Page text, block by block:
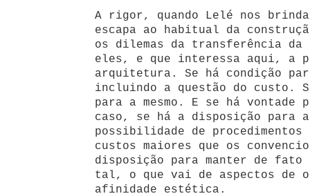
A rigor, quando Lelé nos brinda
escapa ao habitual da
os dilemas da transferência
eles, e que interessa aqui, a
arquitetura. Se há condição
incluindo a questão do custo.
para a mesmo. E se há vontade
caso, se há a disposição para
possibilidade de procedimentos
custos maiores que os
disposição para manter de fato
tal, o que vai de aspectos de
afinidade estética.